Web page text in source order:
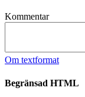
Kommentar
Om textformat
Begränsad HTML